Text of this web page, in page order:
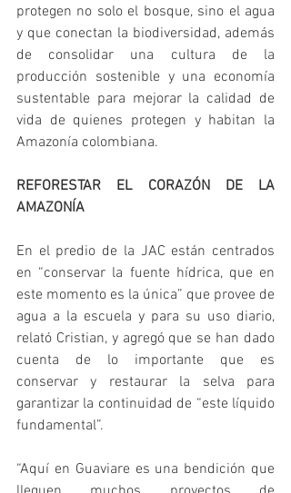
protegen no solo el bosque, sino el agua
y que conectan la biodiversidad, además
de consolidar una cultura de la
producción sostenible y una economía
sustentable para mejorar la calidad de
vida de quienes protegen y habitan la
Amazonía colombiana.
REFORESTAR EL CORAZÓN DE LA
AMAZONÍA
En el predio de la JAC están centrados
en “conservar la fuente hídrica, que en
este momento es la única” que provee de
agua a la escuela y para su uso diario,
relató Cristian, y agregó que se han dado
cuenta de lo importante que es
conservar y restaurar la selva para
garantizar la continuidad de “este líquido
fundamental”.
“Aquí en Guaviare es una bendición que